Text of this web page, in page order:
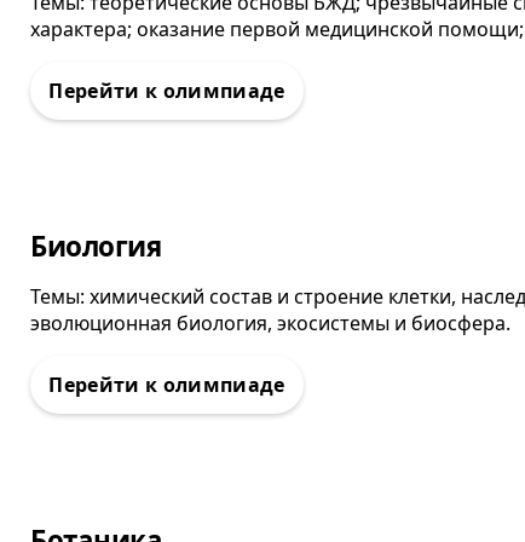
характера; оказание первой медицинской
Олимпиада
Биология
Темы: химический состав и строение клетки,
эволюционная биология, экосистемы и биосфера.